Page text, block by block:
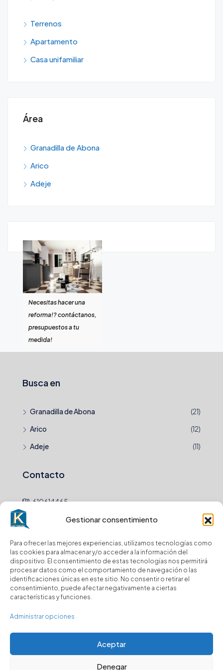
Gestionar consentimiento
Para ofrecer las mejores experiencias, utilizamos tecnologías como
las cookies para almacenar y/o acceder a la información del
dispositivo. El consentimiento de estas tecnologías nos permitirá
procesar datos como el comportamiento de navegación o las
identificaciones únicas en este sitio. No consentir o retirar el
consentimiento, puede afectar negativamente a ciertas
características y funciones.
Administrar opciones
Aceptar
Denegar
Terrenos
Apartamento
Casa unifamiliar
Área
Granadilla de Abona
Arico
Adeje
Necesitas hacer una
reforma!? contáctanos,
presupuestos a tu
medida!
Busca en
Granadilla de Abona
(21)
Arico
(12)
Adeje
(11)
Contacto
610614465
Newsletter
Envio
Suscríbase a nuestro boletín para recibir
actualizaciones.